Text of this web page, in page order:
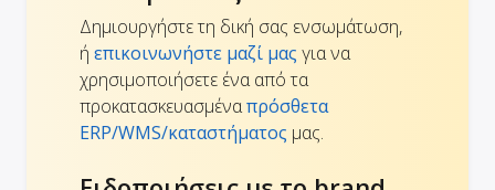
Δημιουργήστε τη δική σας ενσωμάτωση,
ή επικοινωνήστε μαζί μας για να
χρησιμοποιήσετε ένα από τα
προκατασκευασμέναπρόσθετα
ERP/WMS/καταστήματος μας.